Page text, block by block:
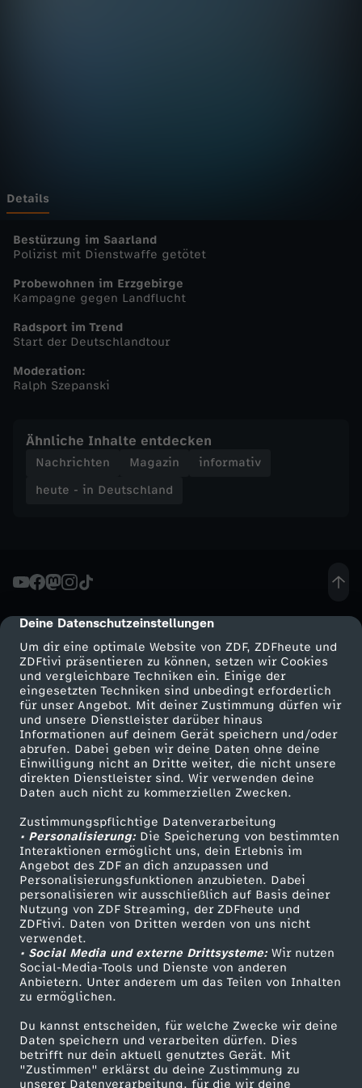
cmp-dialog-description
Deine Datenschutzeinstellungen
Um dir eine optimale Website von ZDF, ZDFheute und
ZDFtivi präsentieren zu können, setzen wir Cookies
und vergleichbare Techniken ein. Einige der
eingesetzten Techniken sind unbedingt erforderlich
für unser Angebot. Mit deiner Zustimmung dürfen wir
und unsere Dienstleister darüber hinaus
Informationen auf deinem Gerät speichern und/oder
abrufen. Dabei geben wir deine Daten ohne deine
Einwilligung nicht an Dritte weiter, die nicht unsere
direkten Dienstleister sind. Wir verwenden deine
Daten auch nicht zu kommerziellen Zwecken.
Zustimmungspflichtige Datenverarbeitung
• Personalisierung:Die Speicherung von bestimmten
Interaktionen ermöglicht uns, dein Erlebnis im
Angebot des ZDF an dich anzupassen und
Personalisierungsfunktionen anzubieten. Dabei
personalisieren wir ausschließlich auf Basis deiner
Nutzung von ZDF Streaming, der ZDFheute und
ZDFtivi. Daten von Dritten werden von uns nicht
verwendet.
• Social Media und externe Drittsysteme:Wir nutzen
Social-Media-Tools und Dienste von anderen
Anbietern. Unter anderem um das Teilen von Inhalten
zu ermöglichen.
Du kannst entscheiden, für welche Zwecke wir deine
Daten speichern und verarbeiten dürfen. Dies
betrifft nur dein aktuell genutztes Gerät. Mit
"Zustimmen" erklärst du deine Zustimmung zu
unserer Datenverarbeitung, für die wir deine
s
c
h
l
n
d
-
u
t
e
-
i
n
D
e
u
t
s
c
h
Details
Bestürzung im Saarland
Polizist mit Dienstwaffe getötet
Probewohnen im Erzgebirge
Kampagne gegen Landflucht
Radsport im Trend
Start der Deutschlandtour
Moderation:
Ralph Szepanski
Ähnliche Inhalte entdecken
Nachrichten Magazin
informativ
heute - in Deutschland
Mehr ZDF
ZDF-Apps
Smart TV
ZDFtext
Livestreams
Sendungen A-Z
TV-Programm
Service
ZDFmitreden
Kontakt zum ZDF
Tickets
Zuschauerservice
Hilfe
ZDF Unternehmen
Karriere
ZDF goes Schule
Werbefernsehen